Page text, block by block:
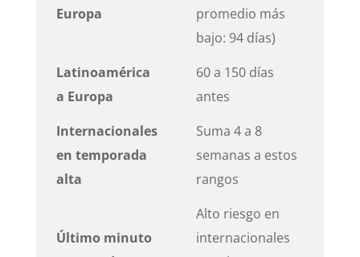
Europa
promedio más
bajo: 94 días)
Latinoamérica
a Europa
60 a 150 días
antes
Internacionales
en temporada
alta
Suma 4 a 8
semanas a estos
rangos
Último minuto
Alto riesgo en
internacionales